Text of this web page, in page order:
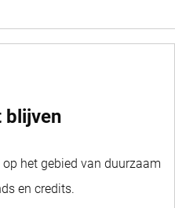
blijven
het gebied van duurzaam
en credits.